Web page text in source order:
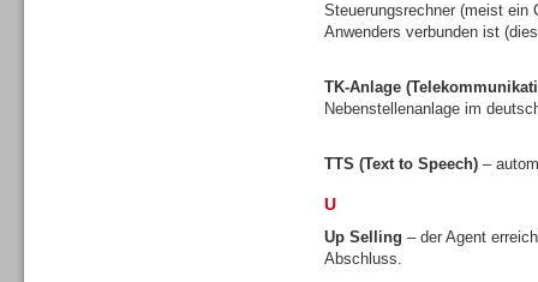
Steuerungsrechner (meist ein
Anwenders verbunden ist
TK-Anlage
Nebenstellenanlage im
TTS (Text to Speech) –
U
Up Selling – der Agent
Abschluss.